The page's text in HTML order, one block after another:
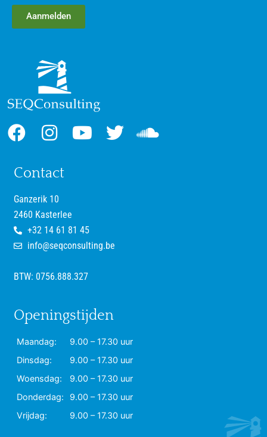
Aanmelden
Contact
Ganzerik 10
2460 Kasterlee
+32 14 61 81 45
info@seqconsulting.be
BTW: 0756.888.327
Openingstijden
Maandag:
9.00 – 17.30 uur
Dinsdag:
9.00 – 17.30 uur
Woensdag:
9.00 – 17.30 uur
Donderdag:
9.00 – 17.30 uur
Vrijdag:
9.00 – 17.30 uur